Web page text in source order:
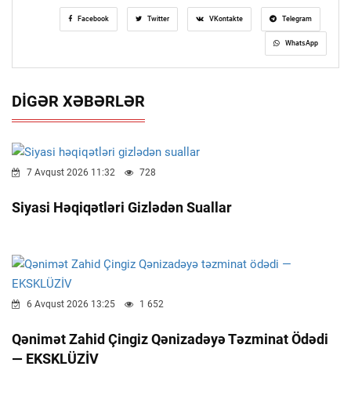
Facebook Twitter VKontakte Telegram
WhatsApp
DIGƏR XƏBƏRLƏR
7 Avqust 2026 11:32 728
Siyasi Həqiqətləri Gizlədən Suallar
6 Avqust 2026 13:25 1 652
Qənimət Zahid Çingiz Qənizadəyə Təzminat Ödədi
— EKSKLÜZİV